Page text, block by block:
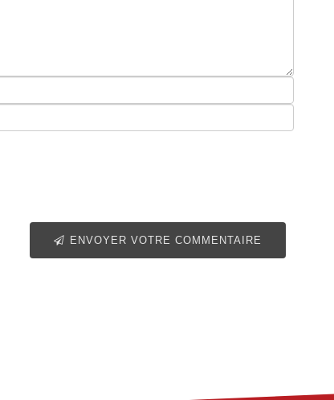
ENVOYER VOTRE COMMENTAIRE